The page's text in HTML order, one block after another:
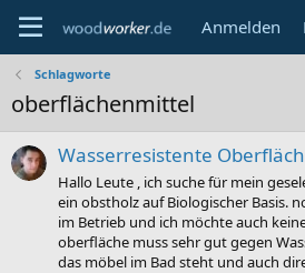
Anmelden
Schlagworte
oberflächenmittel
Wasserresistente
Hallo Leute , ich suche für mein
ein obstholz auf Biologischer Basis.
im Betrieb und ich möchte auch
oberfläche muss sehr gut gegen
das möbel im Bad steht und auch